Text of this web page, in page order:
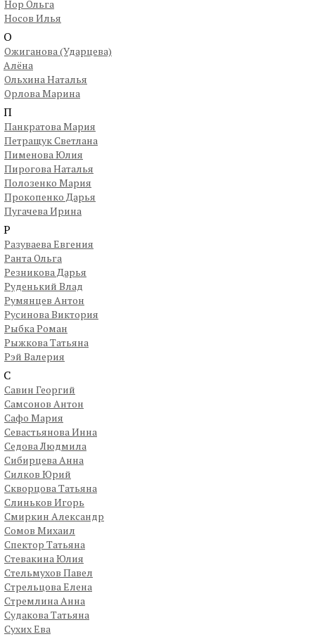
Нор Ольга
Носов Илья
О
Ожиганова (Ударцева)
Алёна
Ольхина Наталья
Орлова Марина
П
Панкратова Мария
Петращук Светлана
Пименова Юлия
Пирогова Наталья
Полозенко Мария
Прокопенко Дарья
Пугачева Ирина
Р
Разуваева Евгения
Ранта Ольга
Резникова Дарья
Руденький Влад
Румянцев Антон
Русинова Виктория
Рыбка Роман
Рыжкова Татьяна
Рэй Валерия
С
Савин Георгий
Самсонов Антон
Сафо Мария
Севастьянова Инна
Седова Людмила
Сибирцева Анна
Силков Юрий
Скворцова Татьяна
Слиньков Игорь
Смиркин Александр
Сомов Михаил
Спектор Татьяна
Стевакина Юлия
Стельмухов Павел
Стрельцова Елена
Стремлина Анна
Судакова Татьяна
Сухих Ева